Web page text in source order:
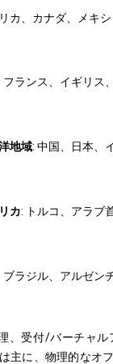
カ、カナダ、メキシ
フランス、イギリス
地域: 中国、日本、
カ: トルコ、アラブ
ブラジル、アルゼン
、受付/バーチャ
主に、物理的なオ